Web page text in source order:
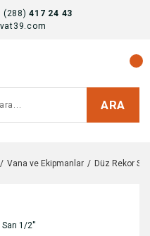
(288)417 24 43
ARA
Vana ve Ekipmanlar Düz Rekor